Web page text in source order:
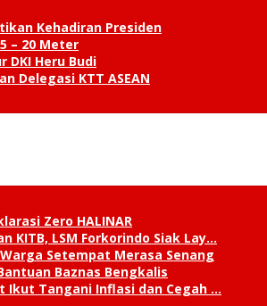
Kehadiran Presiden
– 20 Meter
DKI Heru Budi
Delegasi KTT ASEAN
Zero HALINAR
KITB, LSM Forkorindo Siak Lay…
Setempat Merasa Senang
Baznas Bengkalis
Ikut Tangani Inflasi dan Cegah …